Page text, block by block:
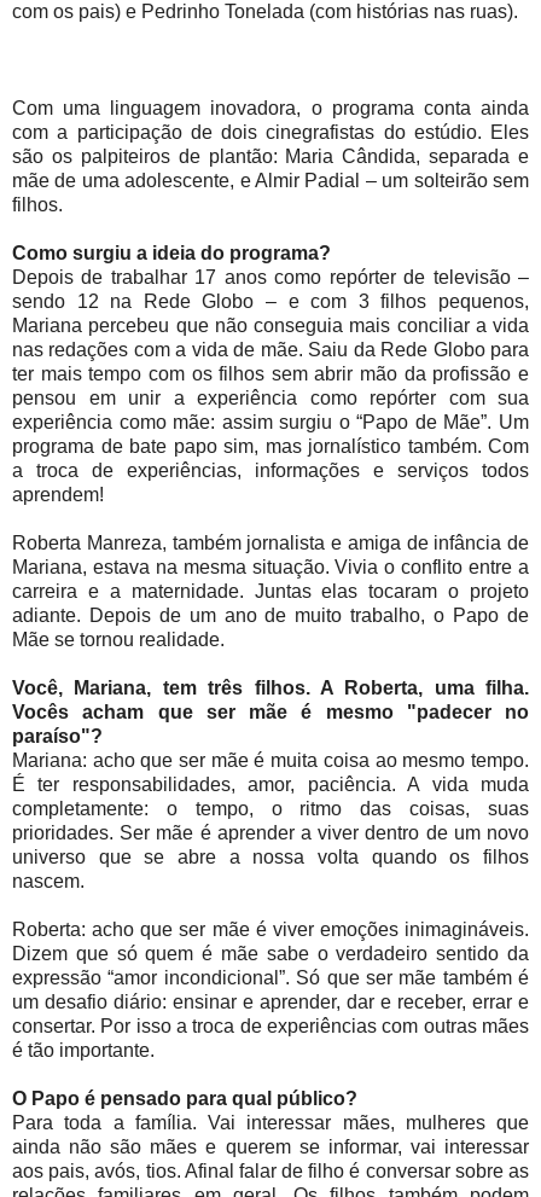
com os pais) e Pedrinho Tonelada (com histórias nas ruas).
Com uma linguagem inovadora, o programa conta ainda
com a participação de dois cinegrafistas do estúdio. Eles
são os palpiteiros de plantão: Maria Cândida, separada e
mãe de uma adolescente, e Almir Padial – um solteirão sem
filhos.
Como surgiu a ideia do programa?
Depois de trabalhar 17 anos como repórter de televisão –
sendo 12 na Rede Globo – e com 3 filhos pequenos,
Mariana percebeu que não conseguia mais conciliar a vida
nas redações com a vida de mãe. Saiu da Rede Globo para
ter mais tempo com os filhos sem abrir mão da profissão e
pensou em unir a experiência como repórter com sua
experiência como mãe: assim surgiu o “Papo de Mãe”. Um
programa de bate papo sim, mas jornalístico também. Com
a troca de experiências, informações e serviços todos
aprendem!
Roberta Manreza, também jornalista e amiga de infância de
Mariana, estava na mesma situação. Vivia o conflito entre a
carreira e a maternidade. Juntas elas tocaram o projeto
adiante. Depois de um ano de muito trabalho, o Papo de
Mãe se tornou realidade.
Você, Mariana, tem três filhos. A Roberta, uma filha.
Vocês acham que ser mãe é mesmo "padecer no
paraíso"?
Mariana: acho que ser mãe é muita coisa ao mesmo tempo.
É ter responsabilidades, amor, paciência. A vida muda
completamente: o tempo, o ritmo das coisas, suas
prioridades. Ser mãe é aprender a viver dentro de um novo
universo que se abre a nossa volta quando os filhos
nascem.
Roberta: acho que ser mãe é viver emoções inimagináveis.
Dizem que só quem é mãe sabe o verdadeiro sentido da
expressão “amor incondicional”. Só que ser mãe também é
um desafio diário: ensinar e aprender, dar e receber, errar e
consertar. Por isso a troca de experiências com outras mães
é tão importante.
O Papo é pensado para qual público?
Para toda a família. Vai interessar mães, mulheres que
ainda não são mães e querem se informar, vai interessar
aos pais, avós, tios. Afinal falar de filho é conversar sobre as